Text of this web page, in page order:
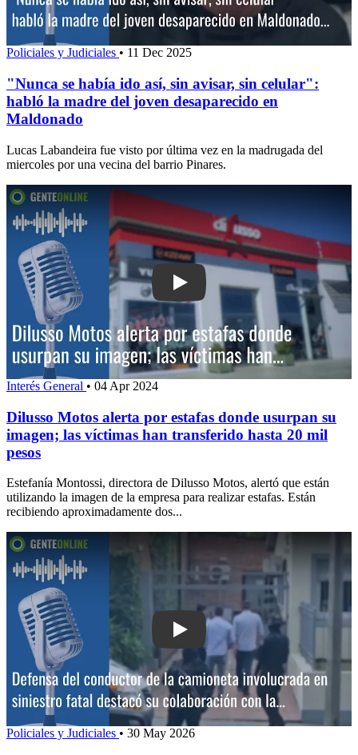
Policiales y Judiciales • 11 Dec 2025
"Nunca se había ido así, sin avisar, sin celular":
habló la madre del joven desaparecido en
Maldonado
Lucas Labandeira fue visto por última vez en la madrugada del
miercoles por una vecina del barrio Pinares.
Play: Dilusso Motos alerta por
Interés General • 04 Apr 2024
Dilusso Motos alerta por estafas donde usurpan su
imagen; las víctimas han transferido hasta 20 mil
pesos
Estefanía Montossi, directora de Dilusso Motos, alertó que están
utilizando la imagen de la empresa para realizar estafas. Están
recibiendo aproximadamente dos...
Play: Defensa del conductor de la
Policiales y Judiciales • 30 May 2026